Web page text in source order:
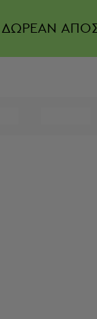
ΔΩΡΕΑΝ